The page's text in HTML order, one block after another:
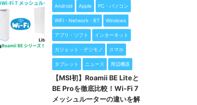
Android Apple PC・パソコン
WiFi・Network・BT Windows
アプリ・ソフト インターネット
ガジェット・デジモノ スマホ
タブレット ニュース 周辺機器
【MSI初】Roamii BE Liteと
BE Proを徹底比較！Wi-Fi 7
メッシュルーターの違いを解